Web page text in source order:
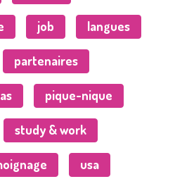
job langues
partenaires
pique-nique
study & work
usa